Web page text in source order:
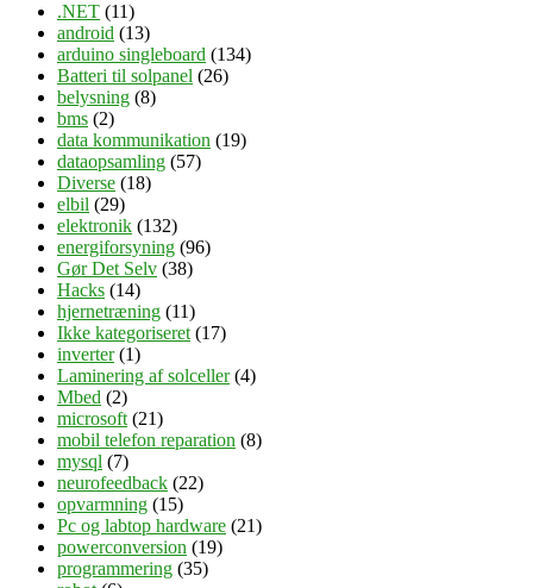
.NET (11)
android (13)
arduino singleboard (134)
Batteri til solpanel (26)
belysning (8)
bms (2)
data kommunikation (19)
dataopsamling (57)
Diverse (18)
elbil (29)
elektronik (132)
energiforsyning (96)
Gør Det Selv (38)
Hacks (14)
hjernetræning (11)
Ikke kategoriseret (17)
inverter(1)
Laminering af solceller(4)
Mbed (2)
microsoft (21)
mobil telefon reparation (8)
mysql (7)
neurofeedback (22)
opvarmning (15)
Pc og labtop hardware (21)
powerconversion (19)
programmering (35)